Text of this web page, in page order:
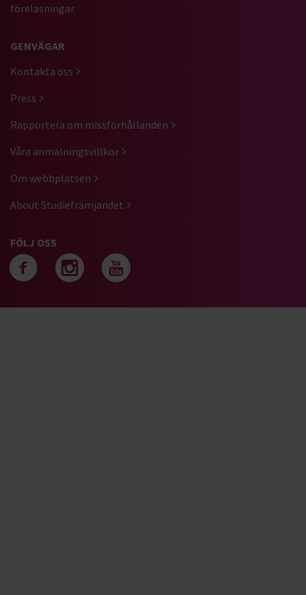
föreläsningar.
GENVÄGAR
Kontakta oss
Press
Rapportera om missförhållanden
Våra anmälningsvillkor
Om webbplatsen
About Studiefrämjandet
FÖLJ OSS
Följ oss på facebook
Följ oss på
Följ oss på